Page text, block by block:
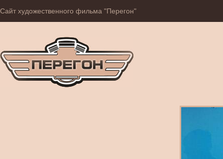
Сайт художественного фильма "Перегон"